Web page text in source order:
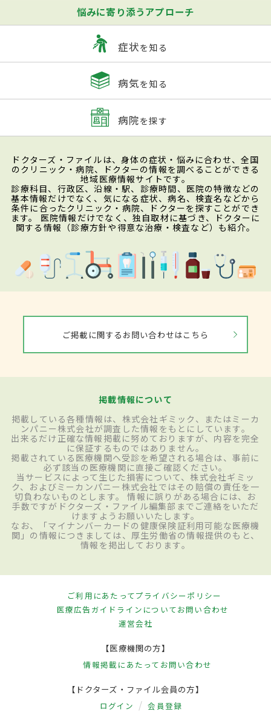
悩みに寄り添うアプローチ
症状を知る
病気を知る
病院を探す
ドクターズ・ファイルは、身体の症状・悩みに合わせ、全国
のクリニック・病院、ドクターの情報を調べることができる
地域医療情報サイトです。
診療科目、行政区、沿線・駅、診療時間、医院の特徴などの
基本情報だけでなく、気になる症状、病名、検査名などから
条件に合ったクリニック・病院、ドクターを探すことができ
ます。 医院情報だけでなく、独自取材に基づき、ドクターに
関する情報（診療方針や得意な治療・検査など）も紹介。
ご掲載に関するお問い合わせはこちら
掲載情報について
掲載している各種情報は、株式会社ギミック、またはミーカ
ンパニー株式会社が調査した情報をもとにしています。
出来るだけ正確な情報掲載に努めておりますが、内容を完全
に保証するものではありません。
掲載されている医療機関へ受診を希望される場合は、事前に
必ず該当の医療機関に直接ご確認ください。
当サービスによって生じた損害について、株式会社ギミッ
ク、およびミーカンパニー株式会社ではその賠償の責任を一
切負わないものとします。 情報に誤りがある場合には、お
手数ですがドクターズ・ファイル編集部までご連絡をいただ
けますようお願いいたします。
なお、「マイナンバーカードの健康保険証利用可能な医療機
関」の情報につきましては、厚生労働省の情報提供のもと、
情報を掲出しております。
ご利用にあたってプライバシーポリシー
医療広告ガイドラインについてお問い合わせ
運営会社
【医療機関の方】
情報掲載にあたって お問い合わせ
【ドクターズ・ファイル会員の方】
ログイン 会員登録